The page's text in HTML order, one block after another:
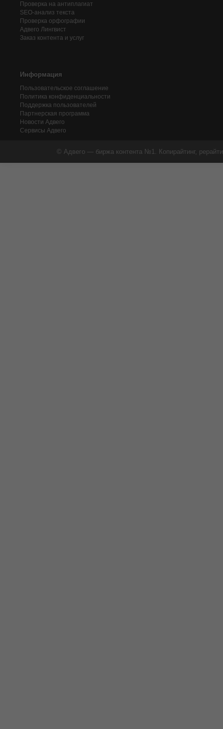
Проверка на антиплагиат
SEO-анализ текста
Проверка орфографии
Адвего Лингвист
Заказ контента и услуг
Информация
Пользовательское соглашение
Политика конфиденциальности
Поддержка пользователей
Партнерская программа
Новости Адвего
Сервисы Адвего
© Адвего — биржа контента №1. Копирайтинг,